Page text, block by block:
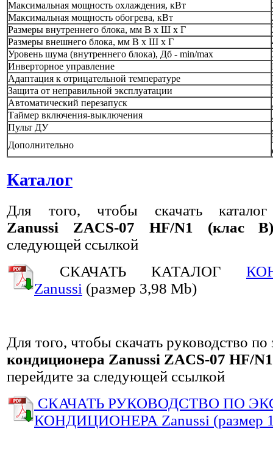
Максимальная мощность охлаждения, кВт
Максимальная мощность обогрева, кВт
Размеры внутреннего блока, мм В х Ш х Г
Размеры внешнего блока, мм В х Ш х Г
Уровень шума (внутреннего блока), Дб - min/max
Инверторное управление
Адаптация к отрицательной температуре
Защита от неправильной эксплуатации
Автоматический перезапуск
Таймер включения-выключения
Пульт ДУ
Дополнительно
Каталог
Для того, чтобы скачать
Zanussi ZACS-07 HF/N1 (клас
следующей ссылкой
СКАЧАТЬ КАТАЛОГ
Zanussi (размер 3,98 Mb)
Для того, чтобы скачать руководство по
кондиционера Zanussi ZACS-07 HF/
перейдите за следующей ссылкой
СКАЧАТЬ РУКОВОДСТВО ПО
КОНДИЦИОНЕРА Zanussi (размер